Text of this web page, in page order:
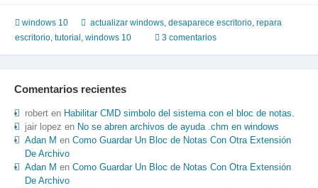
de
windows
10,
windows 10 actualizar windows, desaparece escritorio, repara
escritorio, tutorial , windows 10 3 comentarios
Comentarios recientes
roberten Habilitar CMD simbolo del sistema con el bloc de notas.
jair lopez en No se abren archivos de ayuda .chm en windows
Adan M en Como Guardar Un Bloc de Notas Con Otra Extensión
De Archivo
Adan M en Como Guardar Un Bloc de Notas Con Otra Extensión
De Archivo